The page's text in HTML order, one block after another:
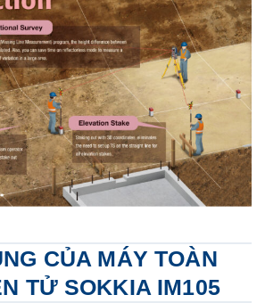
CỦA MÁY TOÀN
TỬ SOKKIA IM105